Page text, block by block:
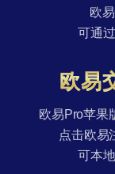
欧
可通
欧易
欧易Pro苹果
点击欧易
可本